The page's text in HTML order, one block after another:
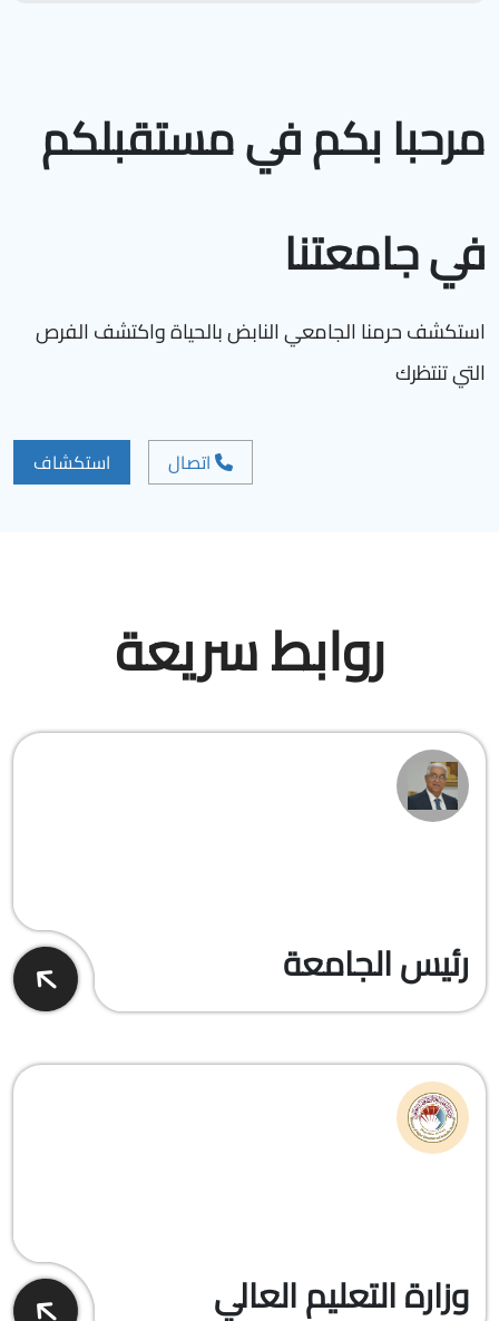
مرحبا بكم في مستقبلكم
في جامعتنا
استكشف حرمنا الجامعي النابض بالحياة واكتشف الفرص
التي تنتظرك
اتصال استكشاف
روابط سريعة
رئيس الجامعة
وزارة التعليم العالي